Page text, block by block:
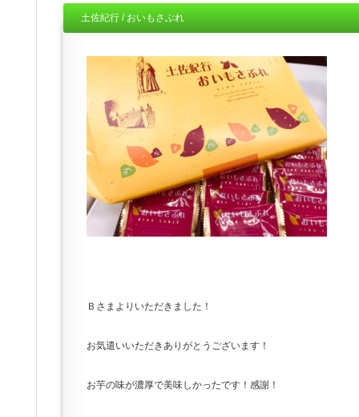
土佐紀行 / おいもさぶれ
Ｂさまよりいただきました！
お気遣いいただきありがとうございます！
お芋の味が濃厚で美味しかったです！感謝！